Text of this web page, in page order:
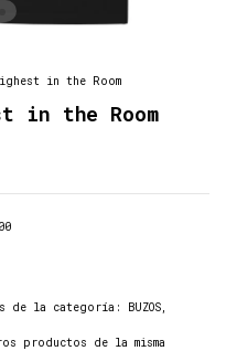
in the Room
in the Room
la categoría: BUZOS,
productos de la misma